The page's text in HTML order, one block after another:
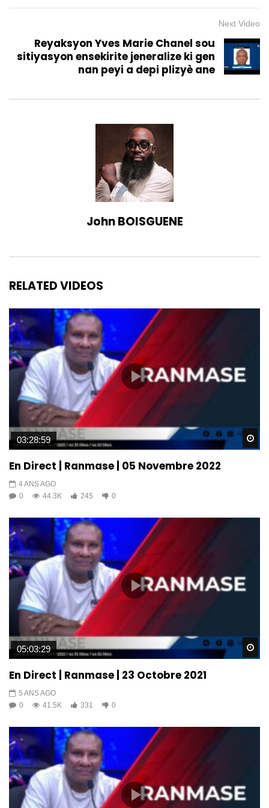
Next Video
Reyaksyon Yves Marie Chanel sou
sitiyasyon ensekirite jeneralize ki gen
nan peyi a depi plizyè ane
John BOISGUENE
RELATED VIDEOS
03:28:59
En Direct | Ranmase | 05 Novembre 2022
4 ANS AGO
0
44.3K 245 0
05:03:29
En Direct | Ranmase | 23 Octobre 2021
5 ANS AGO
0
41.5K 331 0